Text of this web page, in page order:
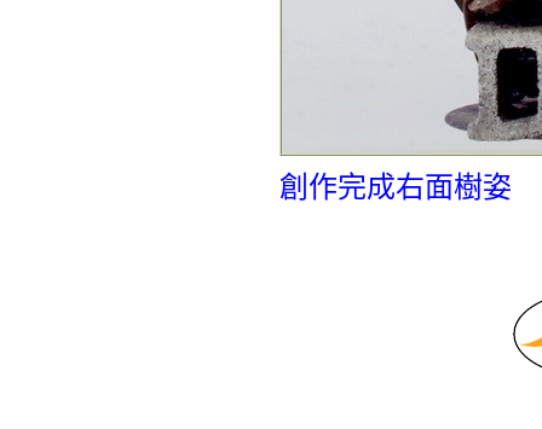
創作完成右面樹姿